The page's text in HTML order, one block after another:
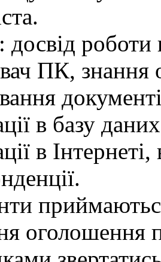
роботи
ПК, знання
в базу
в
оголошення